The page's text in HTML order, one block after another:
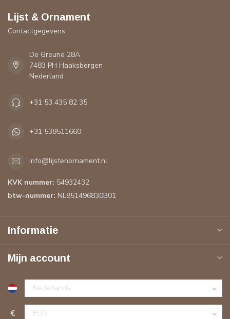
Lijst & Ornament
Contactgegevens
De Greune 28A
7483 PH Haaksbergen
Nederland
+31 53 435 82 35
+31 538511660
info@lijstenornament.nl
KVK nummer: 54932432
btw-nummer: NL851496830B01
Informatie
Mijn account
€